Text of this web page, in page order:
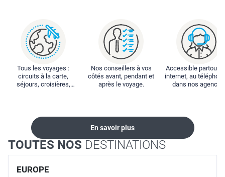
Tous les voyages :
circuits à la carte,
séjours, croisières,
Nos conseillers à vos
côtés avant, pendant et
après le voyage.
Accessible partout :
internet, au
dans nos
En savoir plus
TOUTES NOS DESTINATIONS
EUROPE